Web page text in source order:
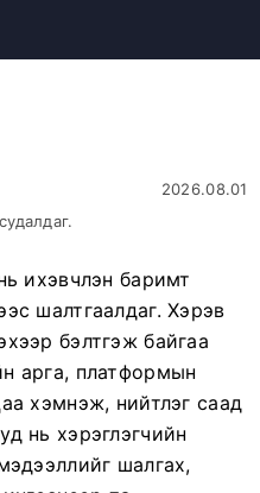
2026.08.01
ихэвчлэн баримт
шалтгаалдаг. Хэрэв
бэлтгэж байгаа
арга, платформын
хэмнэж, нийтлэг саад
нь хэрэглэгчийн
шалгах,